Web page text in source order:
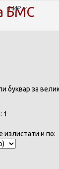
БМС
ЋИР
буквар за
1
излистати и по: